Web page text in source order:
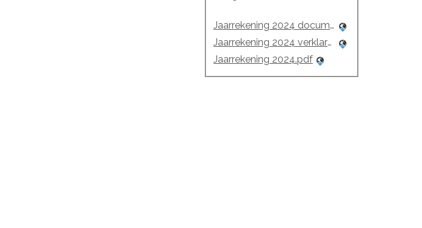
Jaarrekening 2024 documentatie.pdf
Jaarrekening 2024 verklarende nota.pdf
Jaarrekening 2024.pdf